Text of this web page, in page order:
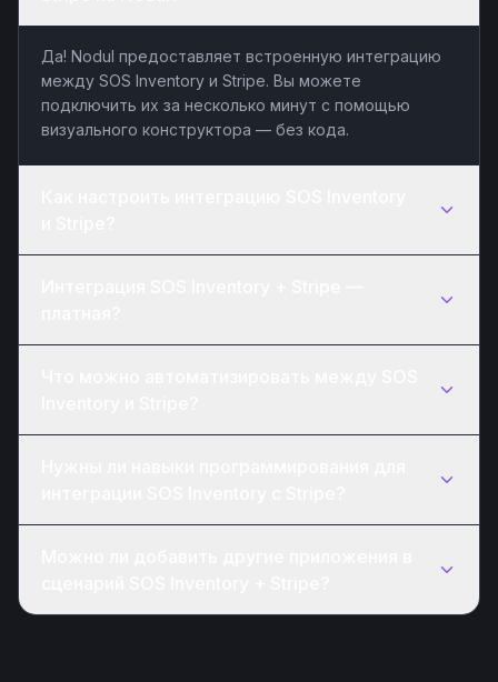
Да! Nodul предоставляет встроенную интеграцию
между SOS Inventory и Stripe. Вы можете
подключить их за несколько минут с помощью
визуального конструктора — без кода.